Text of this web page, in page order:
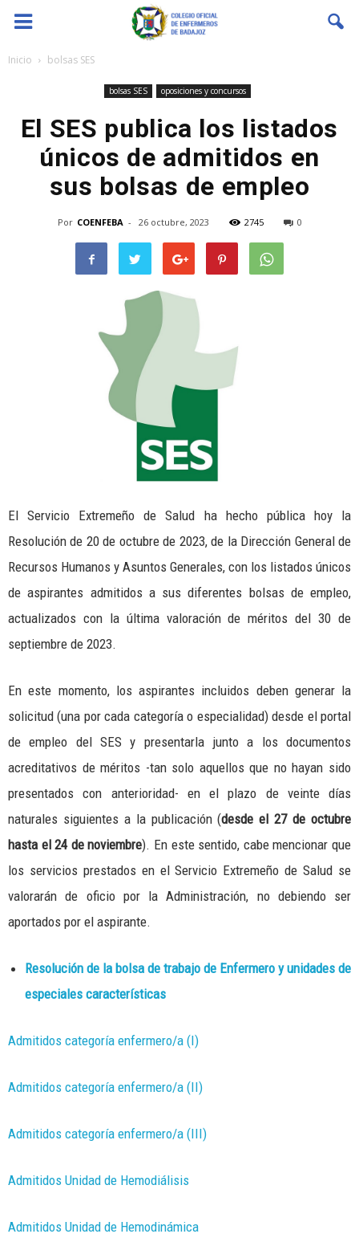
Coenfeba
Inicio bolsas SES
bolsas SES oposiciones y concursos
El SES publica los listados
únicos de admitidos en
sus bolsas de empleo
Por COENFEBA - 26 octubre, 2023 2745 0
El Servicio Extremeño de Salud ha hecho pública hoy la
Resolución de 20 de octubre de 2023, de la Dirección General de
Recursos Humanos y Asuntos Generales, con los listados únicos
de aspirantes admitidos a sus diferentes bolsas de empleo,
actualizados con la última valoración de méritos del 30 de
septiembre de 2023.
En este momento, los aspirantes incluidos deben generar la
solicitud (una por cada categoría o especialidad) desde el portal
de empleo del SES y presentarla junto a los documentos
acreditativos de méritos -tan solo aquellos que no hayan sido
presentados con anterioridad- en el plazo de veinte días
naturales siguientes a la publicación (desde el 27 de octubre
hasta el 24 de noviembre). En este sentido, cabe mencionar que
los servicios prestados en el Servicio Extremeño de Salud se
valorarán de oficio por la Administración, no debiendo ser
aportados por el aspirante.
Resolución de la bolsa de trabajo de Enfermero y unidades de
especiales características
Admitidos categoría enfermero/a (I)
Admitidos categoría enfermero/a (II)
Admitidos categoría enfermero/a (III)
Admitidos Unidad de Hemodiálisis
Admitidos Unidad de Hemodinámica